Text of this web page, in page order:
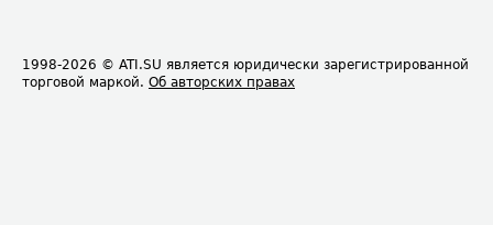
1998-2026 © ATI.SU является юридически зарегистрированной
торговой маркой. Об авторских правах